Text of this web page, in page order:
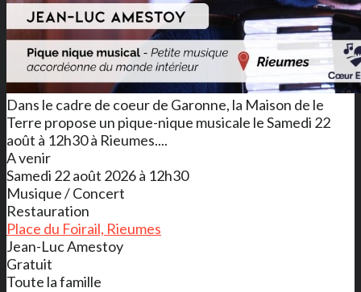
Dans le cadre de coeur de Garonne, la Maison de le
Terre propose un pique-nique musicale le Samedi 22
août à 12h30 à Rieumes....
A venir
Samedi 22 août 2026 à 12h30
Musique / Concert
Restauration
Place du Foirail, Rieumes
Jean-Luc Amestoy
Gratuit
Toute la famille